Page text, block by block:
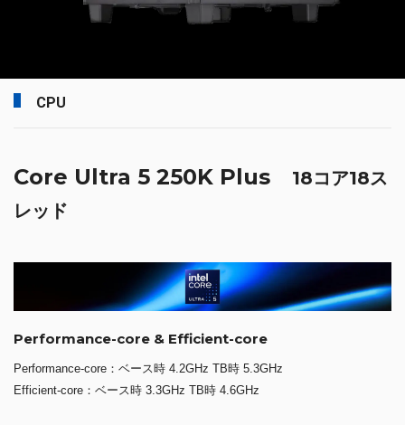
CPU
Core Ultra 5 250K Plus
18コア18ス
レッド
Performance-core & Efficient-core
Performance-core：ベース時 4.2GHz TB時 5.3GHz
Efficient-core：ベース時 3.3GHz TB時 4.6GHz